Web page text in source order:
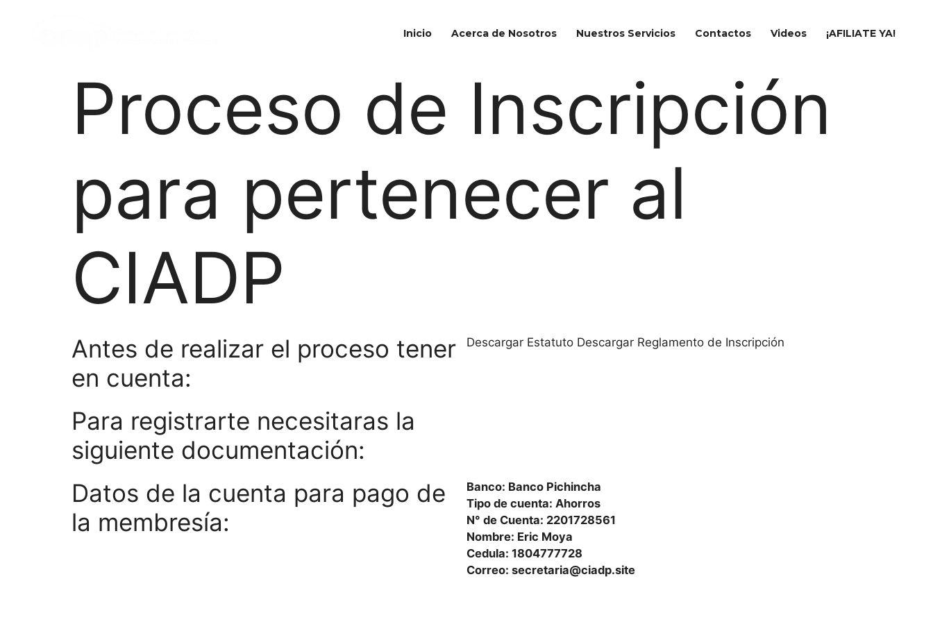
Inicio Acerca de Nosotros Nuestros Servicios Contactos Videos ¡AFILIATE YA!
Proceso de Inscripción
para pertenecer al
CIADP
Antes de realizar el proceso tener
en cuenta:
Descargar Estatuto Descargar Reglamento de Inscripción
Para registrarte necesitaras la
siguiente documentación:
Datos de la cuenta para pago de
la membresía:
Banco: Banco Pichincha
Tipo de cuenta: Ahorros
N° de Cuenta: 2201728561
Nombre: Eric Moya
Cedula: 1804777728
Correo: secretaria@ciadp.site